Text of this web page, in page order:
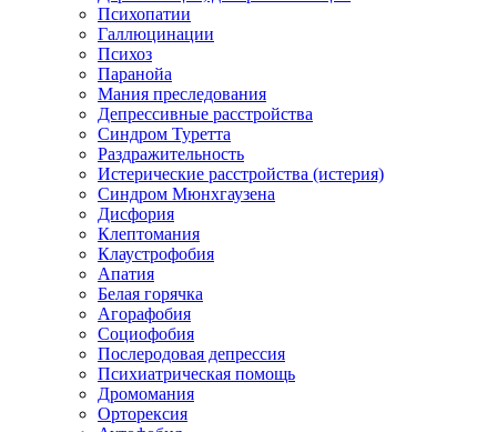
Психопатии
Галлюцинации
Психоз
Паранойа
Мания преследования
Депрессивные расстройства
Синдром Туретта
Раздражительность
Истерические расстройства (истерия)
Синдром Мюнхгаузена
Дисфория
Клептомания
Клаустрофобия
Апатия
Белая горячка
Агорафобия
Социофобия
Послеродовая депрессия
Психиатрическая помощь
Дромомания
Орторексия